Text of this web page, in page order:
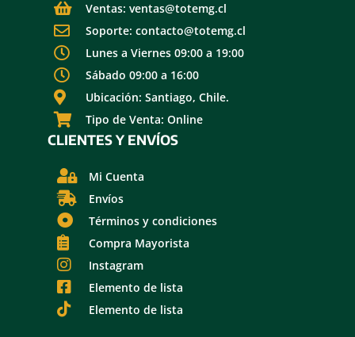
Ventas: ventas@totemg.cl
Soporte: contacto@totemg.cl
Lunes a Viernes 09:00 a 19:00
Sábado 09:00 a 16:00
Ubicación: Santiago, Chile.
Tipo de Venta: Online
CLIENTES Y ENVÍOS
Mi Cuenta
Envíos
Términos y condiciones
Compra Mayorista
Instagram
Elemento de lista
Elemento de lista